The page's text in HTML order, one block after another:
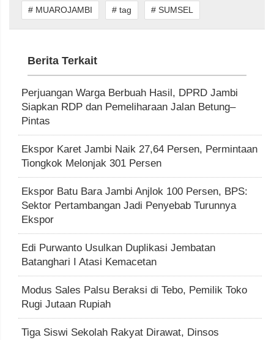
# MUAROJAMBI # tag # SUMSEL
Berita Terkait
Perjuangan Warga Berbuah Hasil, DPRD Jambi
Siapkan RDP dan Pemeliharaan Jalan Betung–
Pintas
Ekspor Karet Jambi Naik 27,64 Persen, Permintaan
Tiongkok Melonjak 301 Persen
Ekspor Batu Bara Jambi Anjlok 100 Persen, BPS:
Sektor Pertambangan Jadi Penyebab Turunnya
Ekspor
Edi Purwanto Usulkan Duplikasi Jembatan
Batanghari I Atasi Kemacetan
Modus Sales Palsu Beraksi di Tebo, Pemilik Toko
Rugi Jutaan Rupiah
Tiga Siswi Sekolah Rakyat Dirawat, Dinsos